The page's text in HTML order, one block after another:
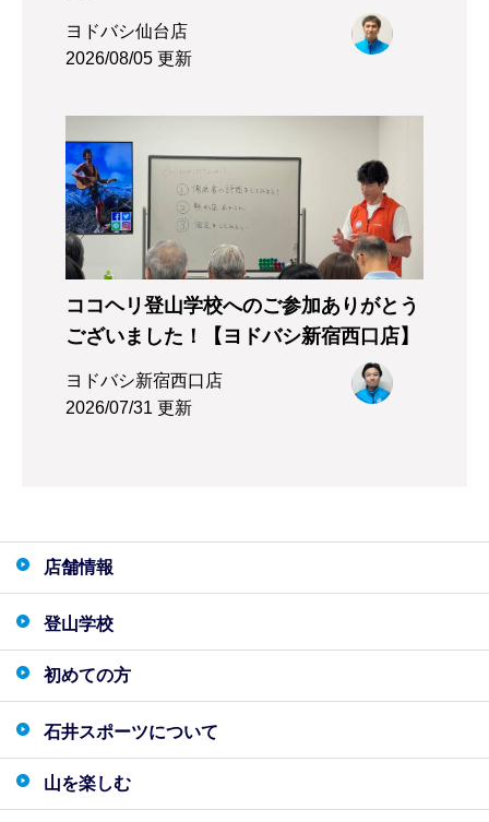
ヨドバシ仙台店
2026/08/05 更新
ココヘリ登山学校へのご参加ありがとう
ございました！【ヨドバシ新宿西口店】
ヨドバシ新宿西口店
2026/07/31 更新
店舗情報
登山学校
初めての方
石井スポーツについて
山を楽しむ